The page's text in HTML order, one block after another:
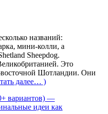
названий:
мини-колли, а
Sheepdog.
Это
восточной Шотландии. Они
далее… )